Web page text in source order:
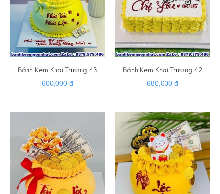
Bánh Kem Khai Trương 43
600,000 đ
Bánh Kem Khai Trương 42
680,000 đ